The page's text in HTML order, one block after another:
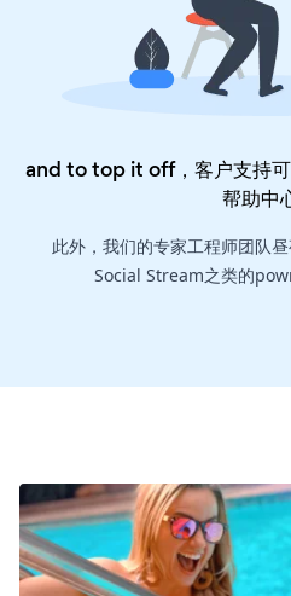
and to top it off，客户支持
帮助中
此外，我们的专家工程师团队
Social Stream之类的